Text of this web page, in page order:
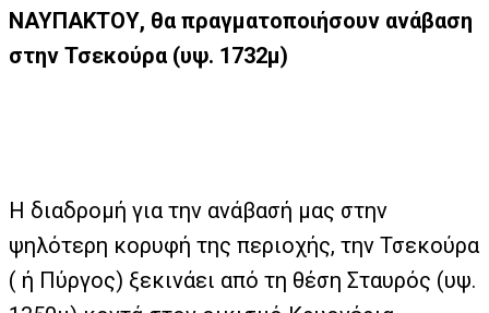
ΝΑΥΠΑΚΤΟΥ, θα πραγματοποιήσουν ανάβαση
στην Τσεκούρα (υψ. 1732μ)
Η διαδρομή για την ανάβασή μας στην
ψηλότερη κορυφή της περιοχής, την Τσεκούρα
( ή Πύργος) ξεκινάει από τη θέση Σταυρός (υψ.